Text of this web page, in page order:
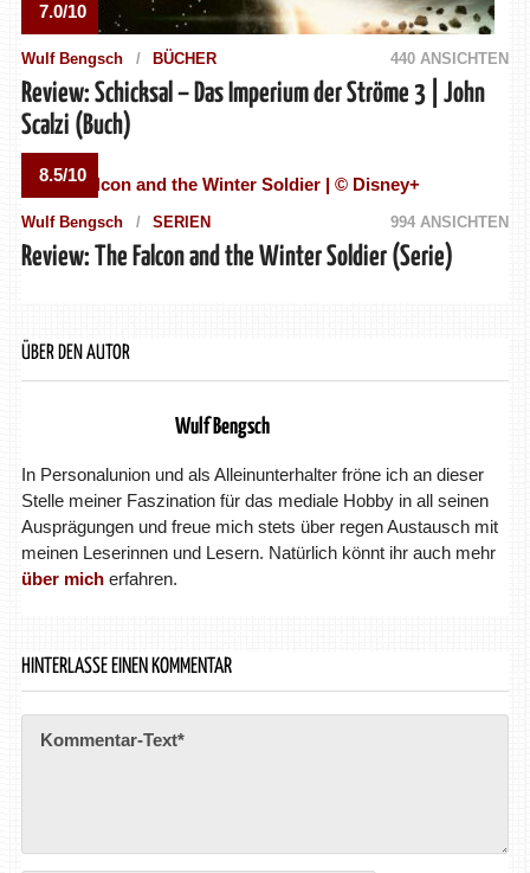
7.0/10
Wulf Bengsch BÜCHER 440 ANSICHTEN
Review: Schicksal – Das Imperium der Ströme 3 | John
Scalzi (Buch)
8.5/10
Wulf Bengsch SERIEN 994 ANSICHTEN
Review: The Falcon and the Winter Soldier (Serie)
ÜBER DEN AUTOR
Wulf Bengsch
In Personalunion und als Alleinunterhalter fröne ich an dieser
Stelle meiner Faszination für das mediale Hobby in all seinen
Ausprägungen und freue mich stets über regen Austausch mit
meinen Leserinnen und Lesern. Natürlich könnt ihr auch mehr
über micherfahren.
HINTERLASSE EINEN KOMMENTAR